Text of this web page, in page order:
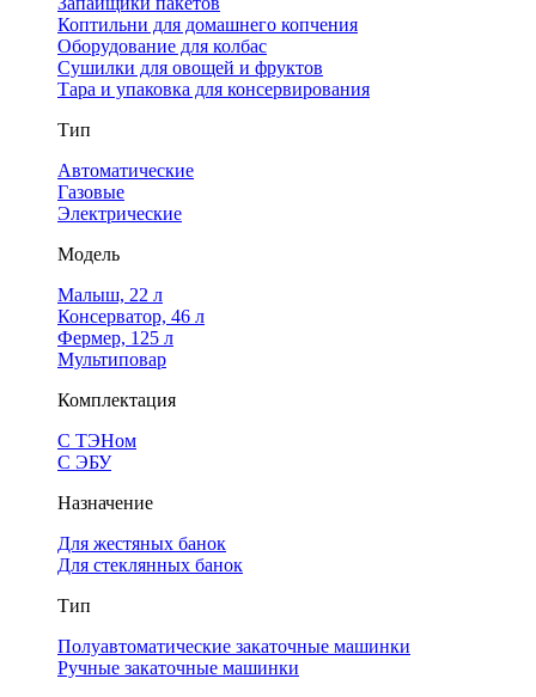
Коптильни для домашнего копчения
Оборудование для колбас
Сушилки для овощей и фруктов
Тара и упаковка для консервирования
Тип
Автоматические
Газовые
Электрические
Модель
Малыш, 22 л
Консерватор, 46 л
Фермер, 125 л
Мультиповар
Комплектация
С ТЭНом
С ЭБУ
Назначение
Для жестяных банок
Для стеклянных банок
Тип
Полуавтоматические закаточные машинки
Ручные закаточные машинки